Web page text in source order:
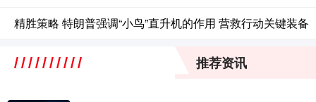
精胜策略 特朗普强调“小鸟”直升机的作用 营救行动关键装备
推荐资讯